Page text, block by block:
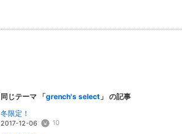
同じテーマ 「grench's select 」 の記事
冬限定！
2017-12-06 10